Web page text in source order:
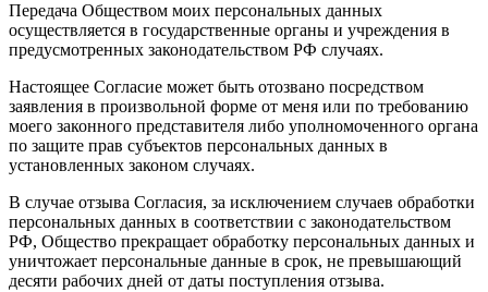
Передача Обществом моих персональных данных
осуществляется в государственные органы и учреждения в
предусмотренных законодательством РФ случаях.
Настоящее Согласие может быть отозвано посредством
заявления в произвольной форме от меня или по требованию
моего законного представителя либо уполномоченного органа
по защите прав субъектов персональных данных в
установленных законом случаях.
В случае отзыва Согласия, за исключением случаев обработки
персональных данных в соответствии с законодательством
РФ, Общество прекращает обработку персональных данных и
уничтожает персональные данные в срок, не превышающий
десяти рабочих дней от даты поступления отзыва.